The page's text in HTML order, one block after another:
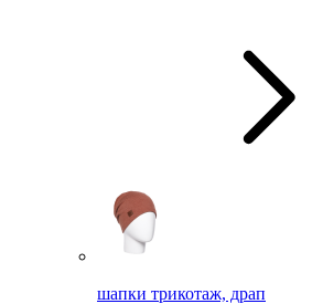
шапки трикотаж, драп